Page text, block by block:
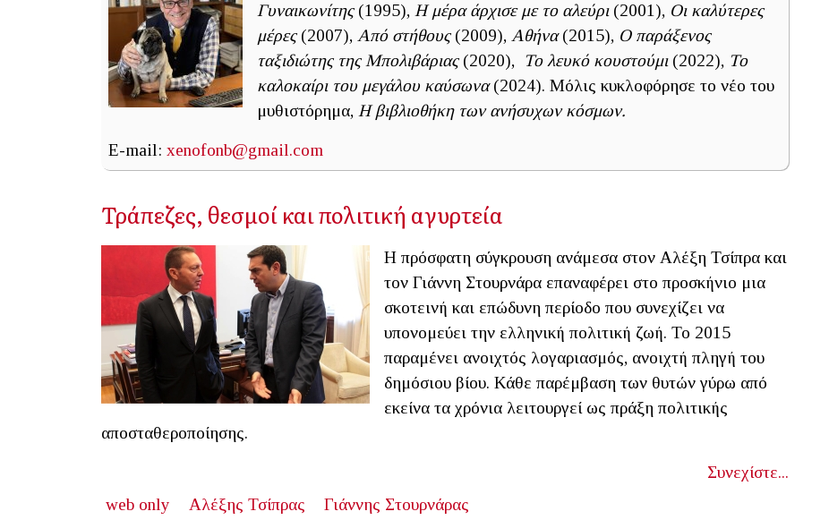
Γυναικωνίτης(1995), Η μέρα άρχισε με το αλεύρι(2001), Οι καλύτερες
μέρες(2007), Από στήθους(2009), Αθήνα(2015), Ο παράξενος
ταξιδιώτης της Μπολιβάριας(2020), Το λευκό κουστούμι(2022), Το
καλοκαίρι του μεγάλου καύσωνα(2024). Μόλις κυκλοφόρησε το νέο του
μυθιστόρημα, Η βιβλιοθήκη των ανήσυχων κόσμων.
E-mail: xenofonb@gmail.com
Τράπεζες, θεσμοί και πολιτική αγυρτεία
Η πρόσφατη σύγκρουση ανάμεσα στον Αλέξη Τσίπρα και
τον Γιάννη Στουρνάρα επαναφέρει στο προσκήνιο μια
σκοτεινή και επώδυνη περίοδο που συνεχίζει να
υπονομεύει την ελληνική πολιτική ζωή. Το 2015
παραμένει ανοιχτός λογαριασμός, ανοιχτή πληγή του
δημόσιου βίου. Κάθε παρέμβαση των θυτών γύρω από
εκείνα τα χρόνια λειτουργεί ως πράξη πολιτικής
αποσταθεροποίησης.
Συνεχίστε...
web only
Αλέξης Τσίπρας Γιάννης Στουρνάρας